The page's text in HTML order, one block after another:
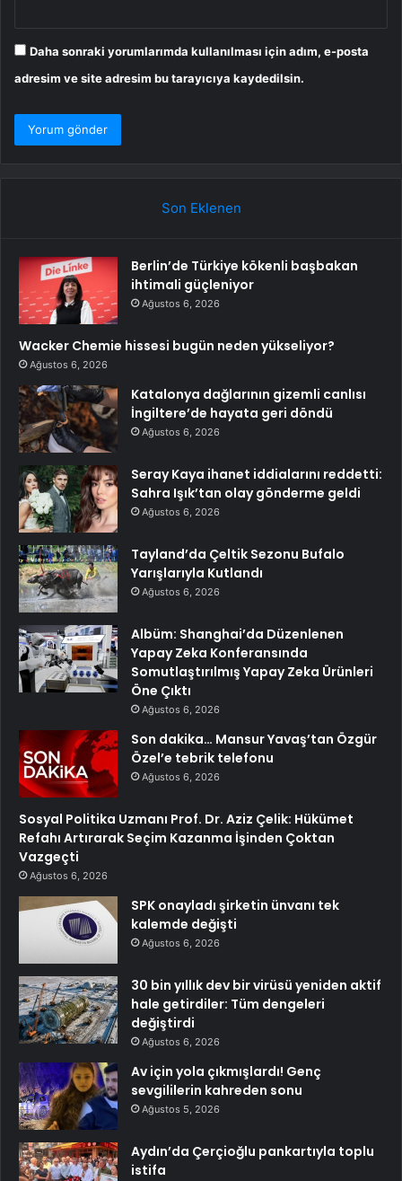
Daha sonraki yorumlarımda kullanılması için adım, e-posta
adresim ve site adresim bu tarayıcıya kaydedilsin.
Son Eklenen
Berlin’de Türkiye kökenli başbakan
ihtimali güçleniyor
Ağustos 6, 2026
Wacker Chemie hissesi bugün neden yükseliyor?
Ağustos 6, 2026
Katalonya dağlarının gizemli canlısı
İngiltere’de hayata geri döndü
Ağustos 6, 2026
Seray Kaya ihanet iddialarını reddetti:
Sahra Işık’tan olay gönderme geldi
Ağustos 6, 2026
Tayland’da Çeltik Sezonu Bufalo
Yarışlarıyla Kutlandı
Ağustos 6, 2026
Albüm: Shanghai’da Düzenlenen
Yapay Zeka Konferansında
Somutlaştırılmış Yapay Zeka Ürünleri
Öne Çıktı
Ağustos 6, 2026
Son dakika… Mansur Yavaş’tan Özgür
Özel’e tebrik telefonu
Ağustos 6, 2026
Sosyal Politika Uzmanı Prof. Dr. Aziz Çelik: Hükümet
Refahı Artırarak Seçim Kazanma İşinden Çoktan
Vazgeçti
Ağustos 6, 2026
SPK onayladı şirketin ünvanı tek
kalemde değişti
Ağustos 6, 2026
30 bin yıllık dev bir virüsü yeniden aktif
hale getirdiler: Tüm dengeleri
değiştirdi
Ağustos 6, 2026
Av için yola çıkmışlardı! Genç
sevgililerin kahreden sonu
Ağustos 5, 2026
Aydın’da Çerçioğlu pankartıyla toplu
istifa